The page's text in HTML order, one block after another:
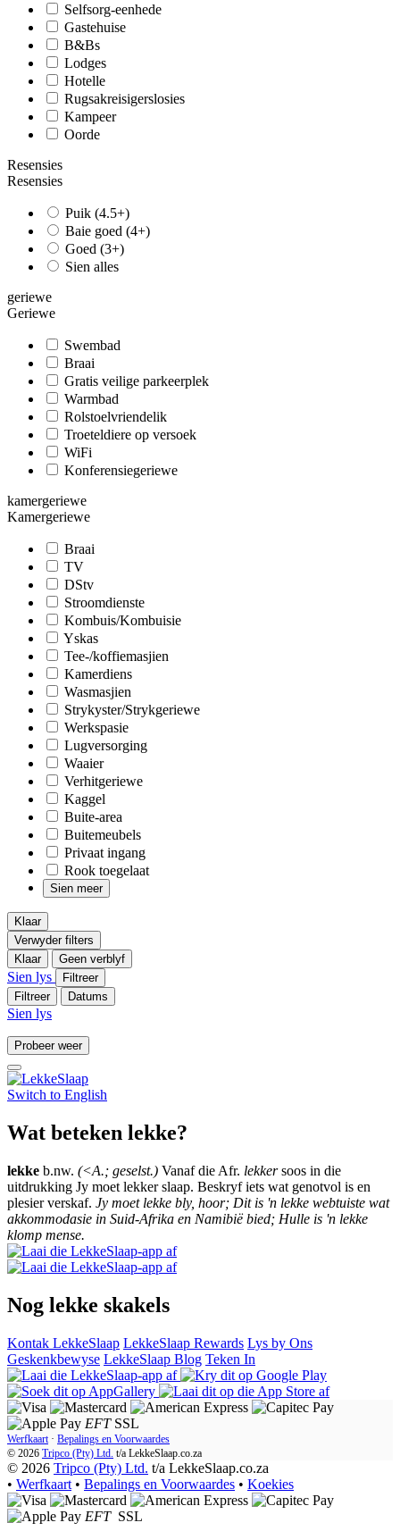
Selfsorg-eenhede
Gastehuise
B&Bs
Lodges
Hotelle
Rugsakreisigerslosies
Kampeer
Oorde
Resensies
Resensies
Puik (4.5+)
Baie goed (4+)
Goed (3+)
Sien alles
geriewe
Geriewe
Swembad
Braai
Gratis veilige parkeerplek
Warmbad
Rolstoelvriendelik
Troeteldiere op versoek
WiFi
Konferensiegeriewe
kamergeriewe
Kamergeriewe
Braai
TV
DStv
Stroomdienste
Kombuis/Kombuisie
Yskas
Tee-/koffiemasjien
Kamerdiens
Wasmasjien
Strykyster/Strykgeriewe
Werkspasie
Lugversorging
Waaier
Verhitgeriewe
Kaggel
Buite-area
Buitemeubels
Privaat ingang
Rook toegelaat
Sien meer
Klaar
Verwyder filters
Klaar
Geen verblyf
Sien lys
Filtreer
Filtreer
Datums
Sien lys
Probeer weer
Switch to English
Wat beteken lekke?
lekke b.nw. (<A.; geselst.) Vanaf die Afr. lekkersoos in die
uitdrukking Jy moet lekker slaap. Beskryf iets wat genotvol is en
plesier verskaf. Jy moet lekke bly, hoor; Dit is 'n lekke webtuiste wat
akkommodasie in Suid-Afrika en Namibië bied; Hulle is 'n lekke
klomp mense.
Nog lekke skakels
Kontak LekkeSlaap LekkeSlaap Rewards Lys by Ons
Geskenkbewyse LekkeSlaap Blog Teken In
EFT SSL
Werfkaart · Bepalings en Voorwaardes
© 2026 Tripco (Pty) Ltd. t/a LekkeSlaap.co.za
© 2026 Tripco (Pty) Ltd. t/a LekkeSlaap.co.za
• Werfkaart • Bepalings en Voorwaardes • Koekies
EFT SSL